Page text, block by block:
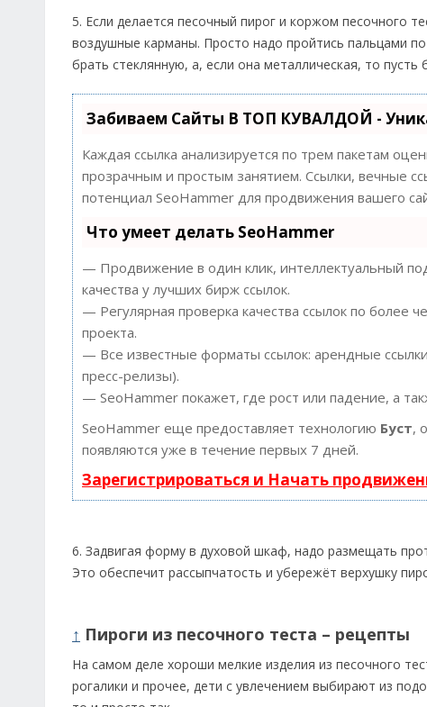
5. Если делается песочный пирог и коржом песочного
воздушные карманы. Просто надо пройтись пальцами
брать стеклянную, а, если она металлическая, то
Забиваем Сайты В ТОП КУВАЛДОЙ -
Каждая ссылка анализируется по трем пакетам
прозрачным и простым занятием. Ссылки, вечные
потенциал SeoHammer для продвижения вашего
Что умеет делать SeoHammer
— Продвижение в один клик, интеллектуальный
качества у лучших бирж ссылок.
— Регулярная проверка качества ссылок по более
проекта.
— Все известные форматы ссылок: арендные
пресс-релизы).
— SeoHammer покажет, где рост или падение, а
SeoHammer еще предоставляет технологию Буст,
появляются уже в течение первых 7 дней.
Зарегистрироваться и Начать
6. Задвигая форму в духовой шкаф, надо размещать
Это обеспечит рассыпчатость и убережёт верхушку
↑ Пироги из песочного теста – рецепты
На самом деле хороши мелкие изделия из песочного
рогалики и прочее, дети с увлечением выбирают из